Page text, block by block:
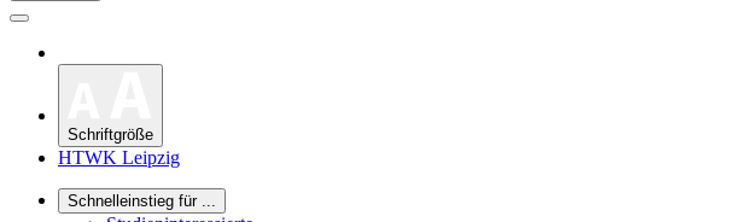
Schriftgröße
HTWK Leipzig
Schnelleinstieg für ...